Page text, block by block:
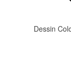
Dessin